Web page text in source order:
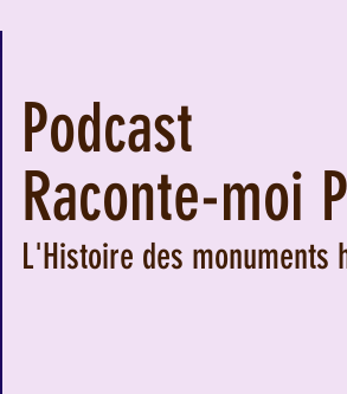
Podcast
Raconte-moi
L'Histoire des monuments